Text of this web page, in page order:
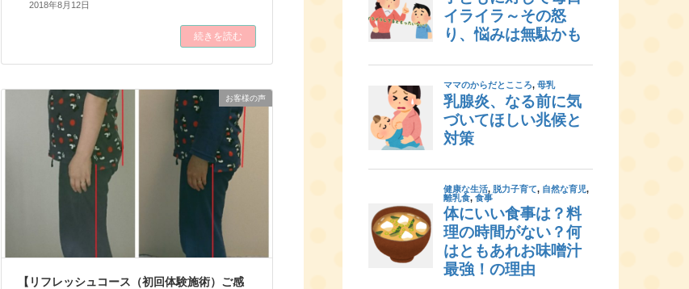
2018年8月12日
続きを読む
お客様の声
【リフレッシュコース（初回体験施術）ご感